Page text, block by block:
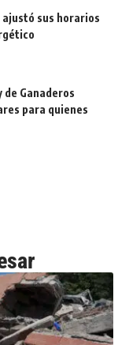
sus horarios
de Ganaderos
para quienes